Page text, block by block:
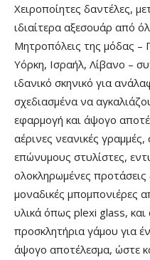
Χειροποίητες δαντέλες,
ιδιαίτερα αξεσουάρ από
Μητροπόλεις της μόδας –
Υόρκη, Ισραήλ, Λίβανο –
ιδανικό σκηνικό για
σχεδιασμένα να
εφαρμογή και άψογο
αέρινες νεανικές
επώνυμους στυλίστες,
ολοκληρωμένες προτάσεις
μοναδικές μπομπονιέρες
υλικά όπως plexi glass, και
προσκλητήρια γάμου για
άψογο αποτέλεσμα, ώστε